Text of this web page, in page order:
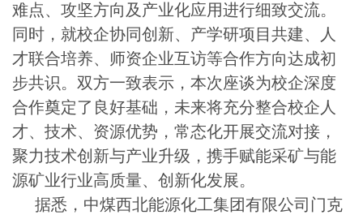
难点、攻坚方向及产业化应用进行细致交流。
同时，就校企协同创新、产学研项目共建、人
才联合培养、师资企业互访等合作方向达成初
步共识。双方一致表示，本次座谈为校企深度
合作奠定了良好基础，未来将充分整合校企人
才、技术、资源优势，常态化开展交流对接，
聚力技术创新与产业升级，携手赋能采矿与能
源矿业行业高质量、创新化发展。
据悉，中煤西北能源化工集团有限公司门克